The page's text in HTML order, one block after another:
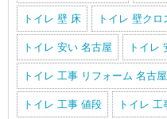
トイレ 壁 床 トイレ 壁クロ
トイレ 安い 名古屋 トイレ
トイレ 工事 リフォーム 名古屋
トイレ 工事 値段 トイレ 工